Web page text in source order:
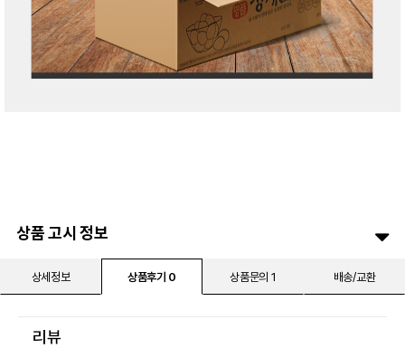
상품 고시 정보
상세정보 상품후기 0 상품문의 1 배송/교환
리뷰